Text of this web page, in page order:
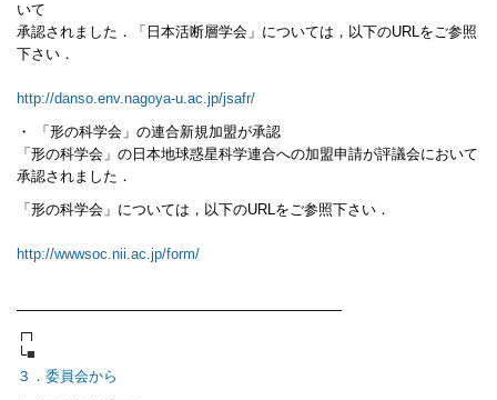
いて
承認されました．「日本活断層学会」については，以下のURLをご参照
下さい．
http://danso.env.nagoya-u.ac.jp/jsafr/
・ 「形の科学会」の連合新規加盟が承認
「形の科学会」の日本地球惑星科学連合への加盟申請が評議会において
承認されました．
「形の科学会」については，以下のURLをご参照下さい．
http://wwwsoc.nii.ac.jp/form/
——————————————————————–
┌┐
└■
３．委員会から